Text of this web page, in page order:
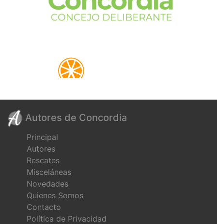
Autores de Concordia
Principal
Autores
Rescates
Misceláneas
Novedades
Quienes Somos
Contacto
Política de Privacidad